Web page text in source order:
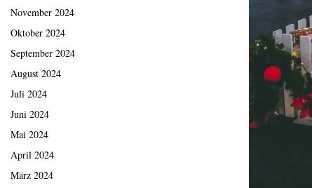
November 2024
Oktober 2024
September 2024
August 2024
Juli 2024
Juni 2024
Mai 2024
April 2024
März 2024